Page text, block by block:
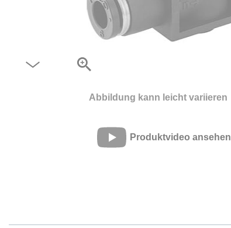
Abbildung kann leicht variieren
Produktvideo ansehen